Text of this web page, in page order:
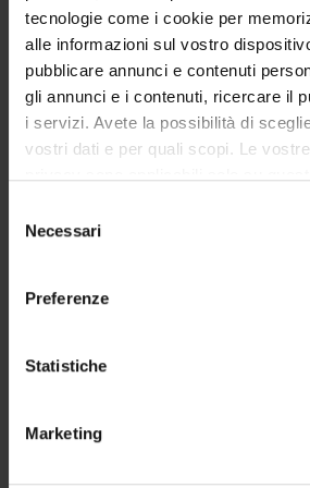
tecnologie come i cookie per
alle informazioni sul vostro
pubblicare annunci e contenuti
gli annunci e i contenuti, ricercare il
i servizi. Avete la possibilità di
vostri dati e per quali scopi. Le
modificare o revocare il proprio
momento dalla Dichiarazione sui
raccogliere informazioni sulla
geografica, con
Identificare il tuo dispositivo,
delNecessari
Preferenze
Statistiche
Marketing
Associate Professor
Loredana Olivato
Emeritus Professor
Alessandra Zamperini
Associate Professor
RESEARCH GROUPS